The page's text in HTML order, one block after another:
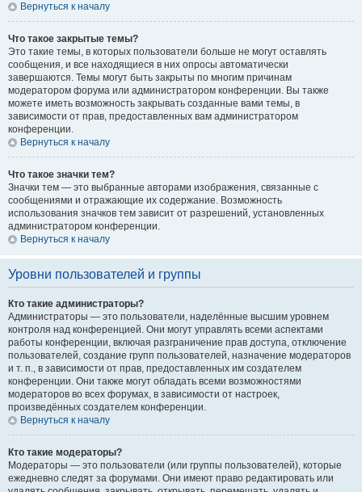
Вернуться к началу
Что такое закрытые темы?
Это такие темы, в которых пользователи больше не могут оставлять
сообщения, и все находящиеся в них опросы автоматически
завершаются. Темы могут быть закрыты по многим причинам
модератором форума или администратором конференции. Вы также
можете иметь возможность закрывать созданные вами темы, в
зависимости от прав, предоставленных вам администратором
конференции.
Вернуться к началу
Что такое значки тем?
Значки тем — это выбранные авторами изображения, связанные с
сообщениями и отражающие их содержание. Возможность
использования значков тем зависит от разрешений, установленных
администратором конференции.
Вернуться к началу
Уровни пользователей и группы
Кто такие администраторы?
Администраторы — это пользователи, наделённые высшим уровнем
контроля над конференцией. Они могут управлять всеми аспектами
работы конференции, включая разграничение прав доступа, отключение
пользователей, создание групп пользователей, назначение модераторов
и т. п., в зависимости от прав, предоставленных им создателем
конференции. Они также могут обладать всеми возможностями
модераторов во всех форумах, в зависимости от настроек,
произведённых создателем конференции.
Вернуться к началу
Кто такие модераторы?
Модераторы — это пользователи (или группы пользователей), которые
ежедневно следят за форумами. Они имеют право редактировать или